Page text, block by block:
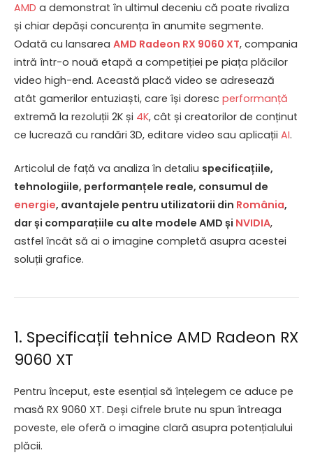
AMD a demonstrat în ultimul deceniu că poate rivaliza
și chiar depăși concurența în anumite segmente.
Odată cu lansarea AMD Radeon RX 9060 XT, compania
intră într-o nouă etapă a competiției pe piața plăcilor
video high-end. Această placă video se adresează
atât gamerilor entuziaști, care își doresc performanță
extremă la rezoluții 2K și 4K, cât și creatorilor de conținut
ce lucrează cu randări 3D, editare video sau aplicații AI.
Articolul de față va analiza în detaliu specificațiile,
tehnologiile, performanțele reale, consumul de
energie, avantajele pentru utilizatorii din România,
dar și comparațiile cu alte modele AMD și NVIDIA,
astfel încât să ai o imagine completă asupra acestei
soluții grafice.
1. Specificații tehnice AMD Radeon RX
9060 XT
Pentru început, este esențial să înțelegem ce aduce pe
masă RX 9060 XT. Deși cifrele brute nu spun întreaga
poveste, ele oferă o imagine clară asupra potențialului
plăcii.